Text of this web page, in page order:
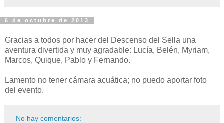
6 de octubre de 2013
Gracias a todos por hacer del Descenso del Sella una
aventura divertida y muy agradable: Lucía, Belén, Myriam,
Marcos, Quique, Pablo y Fernando.
Lamento no tener cámara acuática; no puedo aportar foto
del evento.
No hay comentarios: